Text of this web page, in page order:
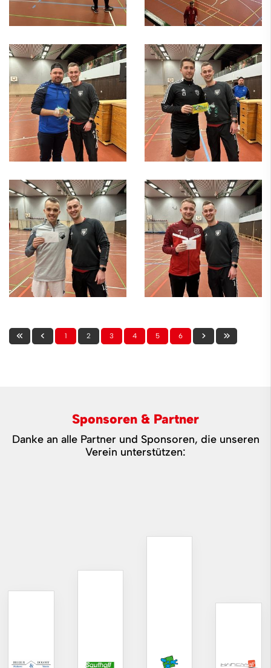
1 2 3 4 5 6
Sponsoren & Partner
Danke an alle Partner und Sponsoren, die unseren
Verein unterstützen: